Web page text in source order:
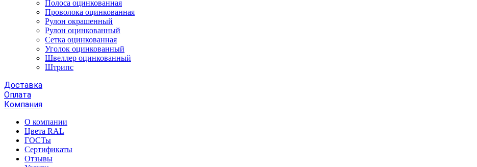
Полоса оцинкованная
Проволока оцинкованная
Рулон окрашенный
Рулон оцинкованный
Сетка оцинкованная
Уголок оцинкованный
Швеллер оцинкованный
Штрипс
Доставка
Оплата
Компания
О компании
Цвета RAL
ГОСТы
Сертификаты
Отзывы